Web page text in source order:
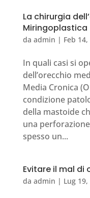
La chirurgia
Miringoplastica
da admin | Feb 14,
In quali casi si
dell’orecchio
Media Cronica
condizione
della mastoide
una
spesso un...
Evitare il mal di
da admin | Lug 19,